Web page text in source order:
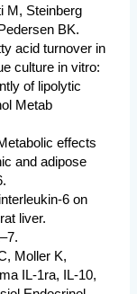
M, Steinberg
BK.
acid turnover in
culture in vitro:
of lipolytic
Metab
effects
and adipose
6 on
liver.
Moller K,
IL-1ra, IL-10,